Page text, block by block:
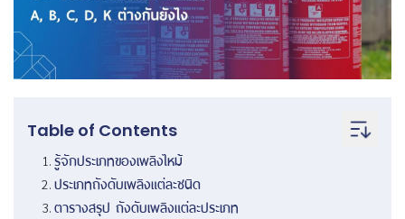
Table of Contents
รู้จักประเภทของเพลิงไหม้
ประเภทถังดับเพลิงแต่ละชนิด
ตารางสรุป ถังดับเพลิงแต่ละประเภท